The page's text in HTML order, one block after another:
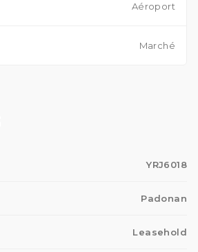
Aéroport
Marché
YRJ6018
Padonan
Leasehold